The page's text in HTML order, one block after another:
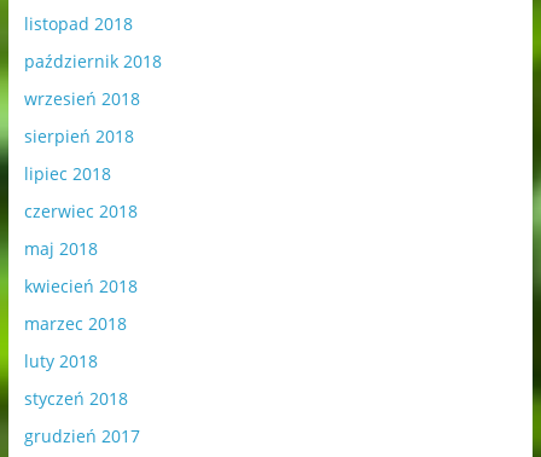
listopad 2018
październik 2018
wrzesień 2018
sierpień 2018
lipiec 2018
czerwiec 2018
maj 2018
kwiecień 2018
marzec 2018
luty 2018
styczeń 2018
grudzień 2017